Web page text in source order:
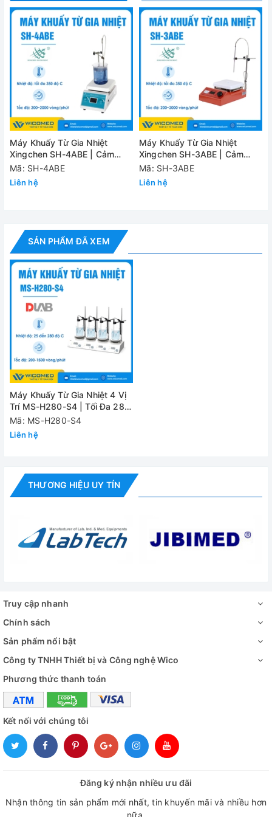
Vật liệu bề mặt làm việc làm
Động cơ DC
Đầu ra định mức 5Wx4
Công suất gia nhiệt
Công suất tổng
Vị trí khuấy 4 vị trí
Dung tích khuấy tối đa (nước)
Tốc độ khuấy
Độ chính xác tốc độ ±20
Màn hình hiển thị
Phạm vi nhiệt độ
Bảo vệ quá nhiệt
Độ chính xác nhiệt độ
Kích thước
Trọng lượng
Cung cấp bao gồm:
✅
Máy Khuấy Từ Gia Nhiệt
Xingchen SH-4ABE | Cảm
Biến Nhiệt Độ PT100
Mã: SH-4ABE
Liên hệ
Máy Khuấy Từ Gia Nhiệt
Xingchen SH-3ABE | Cảm
Biến Nhiệt Độ PT100
Mã: SH-3ABE
Liên hệ
SẢN PHẨM ĐÃ XEM
Máy Khuấy Từ Gia Nhiệt 4 Vị
Trí MS-H280-S4 | Tối Đa 280
Độ C
Mã: MS-H280-S4
Liên hệ
THƯƠNG HIỆU UY TÍN
Truy cập nhanh
Chính sách
Sản phẩm nổi bật
Công ty TNHH Thiết bị và Công nghệ Wico
Phương thức thanh toán
Kết nối với chúng tôi
Đăng ký nhận nhiều ưu đãi
Nhận thông tin sản phẩm mới nhất, tin khuyến mãi và nhiều hơn